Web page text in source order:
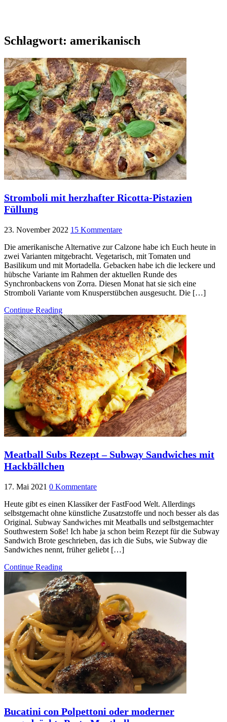
Schlagwort: amerikanisch
Stromboli mit herzhafter Ricotta-Pistazien
Füllung
23. November 2022 15 Kommentare
Die amerikanische Alternative zur Calzone habe ich Euch heute in
zwei Varianten mitgebracht. Vegetarisch, mit Tomaten und
Basilikum und mit Mortadella. Gebacken habe ich die leckere und
hübsche Variante im Rahmen der aktuellen Runde des
Synchronbackens von Zorra. Diesen Monat hat sie sich eine
Stromboli Variante vom Knusperstübchen ausgesucht. Die […]
Continue Reading
Meatball Subs Rezept – Subway Sandwiches mit
Hackbällchen
17. Mai 2021 0 Kommentare
Heute gibt es einen Klassiker der FastFood Welt. Allerdings
selbstgemacht ohne künstliche Zusatzstoffe und noch besser als das
Original. Subway Sandwiches mit Meatballs und selbstgemachter
Southwestern Soße! Ich habe ja schon beim Rezept für die Subway
Sandwich Brote geschrieben, das ich die Subs, wie Subway die
Sandwiches nennt, früher geliebt […]
Continue Reading
Bucatini con Polpettoni oder moderner